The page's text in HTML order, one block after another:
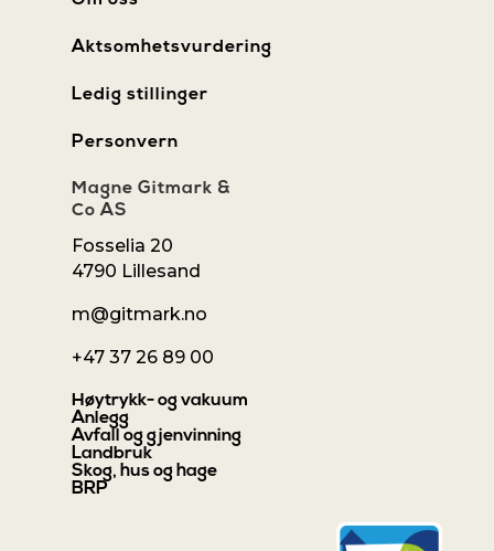
Aktsomhetsvurdering
Ledig stillinger
Personvern
Magne Gitmark &
Co AS
Fosselia 20
4790 Lillesand
m@gitmark.no
+47 37 26 89 00
Høytrykk- og vakuum
Anlegg
Avfall og gjenvinning
Landbruk
Skog, hus og hage
BRP